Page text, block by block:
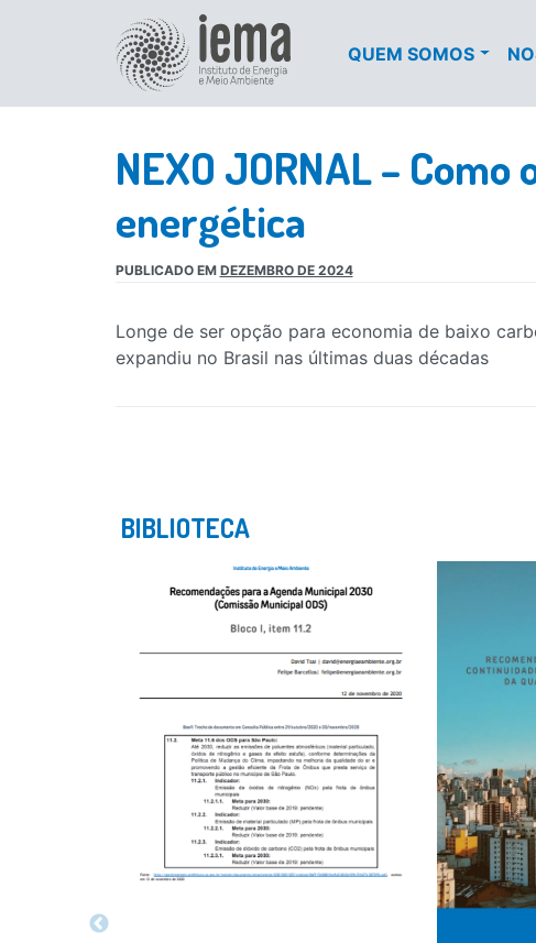
QUEM SOMOS
NEXO JORNAL –
energética
PUBLICADO EM DEZEMBRO DE 2024
Longe de ser opção para economia de baixo
expandiu no Brasil nas últimas duas décadas
BIBLIOTECA